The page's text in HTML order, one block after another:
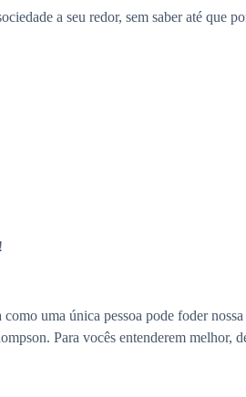
a seu redor, sem saber até que
uma única pessoa pode foder
Para vocês entenderem melhor,